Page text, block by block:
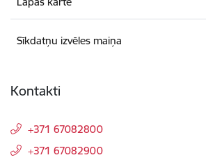
Sīkdatņu izvēles maiņa
Kontakti
+371 67082800
+371 67082900